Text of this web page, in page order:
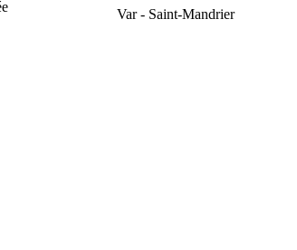
Var - Saint-Mandrier